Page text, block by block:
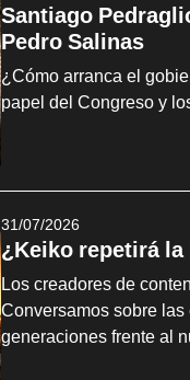
Santiago
Pedro Salinas
¿Cómo arranca el
papel del Congreso y
31/07/2026
¿Keiko repetirá
Los creadores de
Conversamos sobre
generaciones frente al